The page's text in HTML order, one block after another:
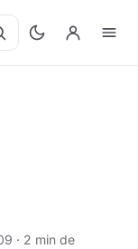
· 2 min de